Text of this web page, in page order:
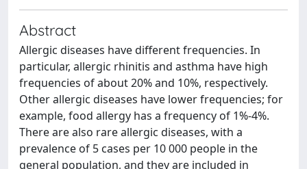
Abstract
Allergic diseases have different frequencies. In
particular, allergic rhinitis and asthma have high
frequencies of about 20% and 10%, respectively.
Other allergic diseases have lower frequencies; for
example, food allergy has a frequency of 1%-4%.
There are also rare allergic diseases, with a
prevalence of 5 cases per 10 000 people in the
general population, and they are included in